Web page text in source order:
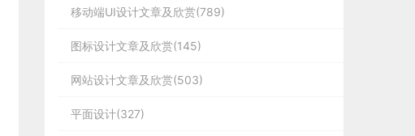
移动端UI设计文章及欣赏(789)
图标设计文章及欣赏(145)
网站设计文章及欣赏(503)
平面设计(327)